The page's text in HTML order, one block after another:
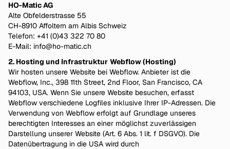
HO-Matic AG
Alte Obfelderstrasse 55
CH-8910 Affoltern am Albis Schweiz
Telefon: +41 (0)43 322 70 80
E-Mail: info@ho-matic.ch
2. Hosting und Infrastruktur Webflow (Hosting)
Wir hosten unsere Website bei Webflow. Anbieter ist die
Webflow, Inc., 398 11th Street, 2nd Floor, San Francisco, CA
94103, USA. Wenn Sie unsere Website besuchen, erfasst
Webflow verschiedene Logfiles inklusive Ihrer IP-Adressen. Die
Verwendung von Webflow erfolgt auf Grundlage unseres
berechtigten Interesses an einer möglichst zuverlässigen
Darstellung unserer Website (Art. 6 Abs. 1 lit. f DSGVO). Die
Datenübertragung in die USA wird durch